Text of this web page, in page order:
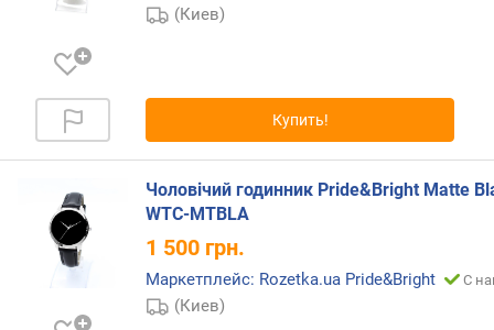
о
и
к
в
ы
м
(Киев)
Купить!
Чоловічий годинник Pride&Bright Matte
WTC-MTBLA
1 500 грн.
Маркетплейс: Rozetka.ua Pride&Bright С
(Киев)